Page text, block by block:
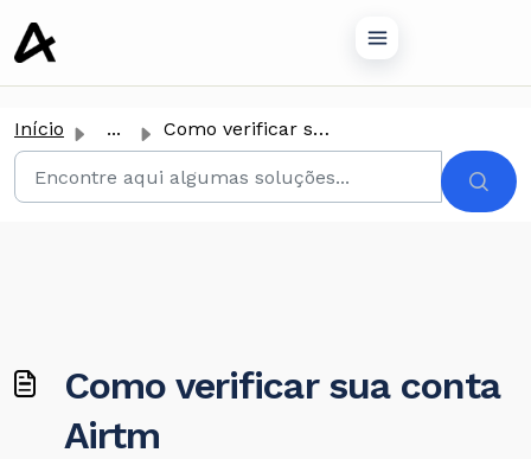
principal
Início ... Como verificar sua conta Airtm
Como verificar sua conta
Airtm